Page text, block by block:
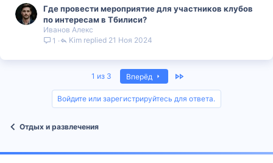
Где провести мероприятие для участников клубов
по интересам в Тбилиси?
Иванов Алекс
1
21 Ноя 2024
Kim
1 из 3 Вперёд
Войдите или зарегистрируйтесь для ответа.
Отдых и развлечения